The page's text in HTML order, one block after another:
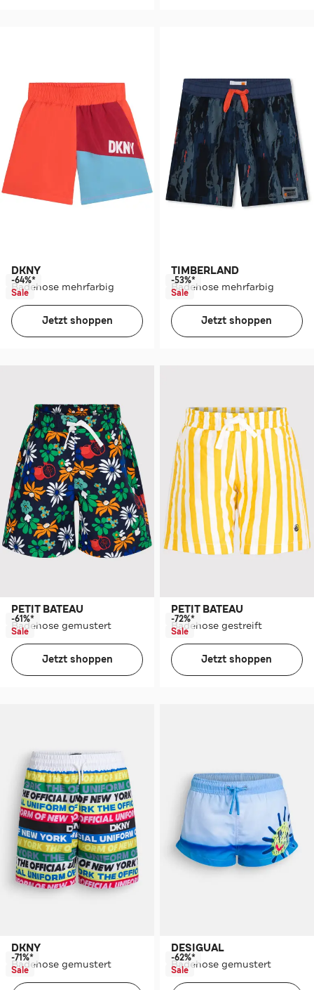
DKNY
Badehose mehrfarbig
-64%*
Sale
Jetzt shoppen
TIMBERLAND
Badehose mehrfarbig
-53%*
Sale
Jetzt shoppen
PETIT BATEAU
Badehose gemustert
-61%*
Sale
Jetzt shoppen
PETIT BATEAU
Badehose gestreift
-72%*
Sale
Jetzt shoppen
DKNY
Badehose gemustert
-71%*
Sale
DESIGUAL
Badehose gemustert
-62%*
Sale